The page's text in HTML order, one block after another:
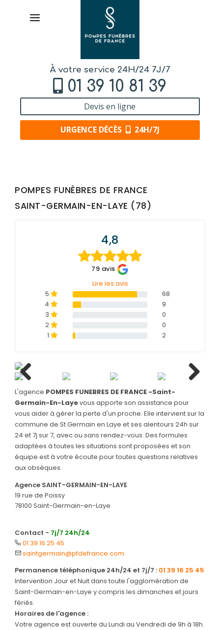
À votre service 24H/24 7J/7
01 39 10 81 39
Devis en ligne
URGENCE DÉCÈS 24H/7J
ORGANISER DES OBSÈQUES
PRÉVOIR SES OBSÈQUES
SERVICES & ARTICLES
Entretien de sépulture
Livraison de plaques
Nos capitons funéraires
Nos cercueils
Nos fleurs naturelles
Nos monuments
Nos urnes funéraires
Rapatriement
Services aux familles
NOS AGENCES
ESPACE FAMILLE
POMPES FUNÈBRES DE FRANCE
SAINT-GERMAIN-EN-LAYE (78)
4,8
79 avis
Lire les avis
5
68
4
9
3
0
2
0
1
2
Previous
L'agence POMPES FUNEBRES DE FRANCE -Saint-
Germain-En-Layevous apporte son assistance pour
vous aider à gérer la perte d'un proche. Elle intervient sur la
commune de St Germain en Laye et ses alentours 24h sur
24 et 7j sur 7, avec ou sans rendez-vous. Des formules
adaptées à toutes les situations sont proposées et son
équipe est à votre écoute pour toutes questions relatives
aux obsèques.
Agence SAINT-GERMAIN-EN-LAYE
19 rue de Poissy
78100 Saint-Germain-en-Laye
Contact - 7j/7 24h/24
01 39 16 25 45
saintgermain@pfdefrance.com
Permanence téléphonique 24h/24 et 7j/7 : 01 39 16 25 45
Intervention Jour et Nuit dans toute l'agglomération de
Saint-Germain-en-Laye y compris les dimanches et jours
fériés.
Horaires de l'agence :
Votre agence est ouverte du Lundi au Vendredi de 9h à 18h.